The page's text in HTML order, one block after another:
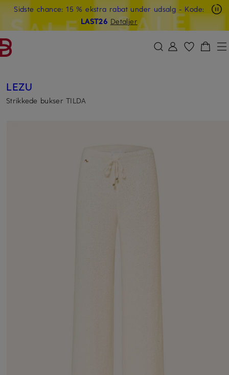
GÅ TIL HOVEDINDHOLDET GÅ TIL SØGEFELTET
Sidste chance: 15 % ekstra rabat under udsalg - Kode:
LAST26 Detaljer
LEZU
Strikkede bukser TILDA